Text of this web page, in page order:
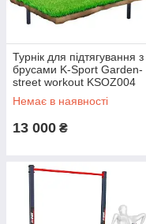
Турнік для підтягування з
брусами K-Sport Garden-
street workout KSOZ004
Немає в наявності
13 000 ₴